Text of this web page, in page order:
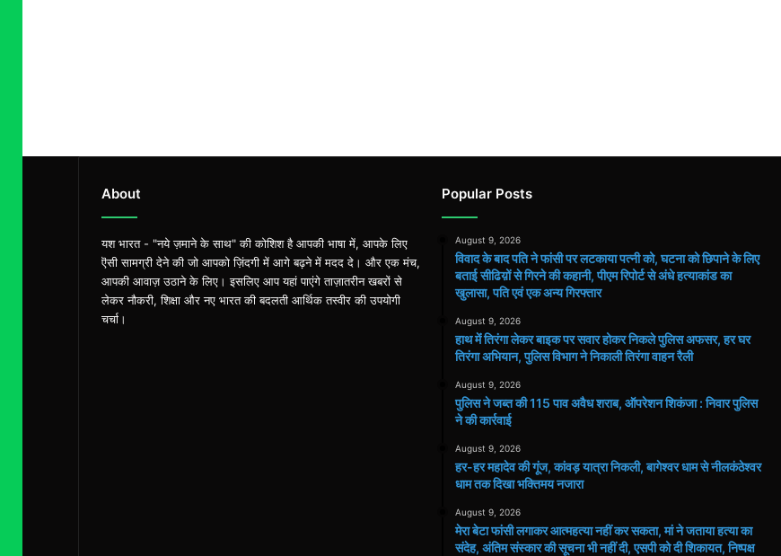
About
यश भारत - "नये ज़माने के साथ" की कोशिश है आपकी भाषा में, आपके लिए
ऎसी सामग्री देने की जो आपको ज़िंदगी में आगे बढ़ने में मदद दे। और एक मंच,
आपकी आवाज़ उठाने के लिए। इसलिए आप यहां पाएंगे ताज़ातरीन खबरों से
लेकर नौकरी, शिक्षा और नए भारत की बदलती आर्थिक तस्वीर की उपयोगी
चर्चा।
Popular Posts
August 9, 2026
विवाद के बाद पति ने फांसी पर लटकाया पत्नी को, घटना को छिपाने के लिए
बताई सीढिय़ों से गिरने की कहानी, पीएम रिपोर्ट से अंधे हत्याकांड का
खुलासा, पति एवं एक अन्य गिरफ्तार
August 9, 2026
हाथ मेंं तिरंगा लेकर बाइक पर सवार होकर निकले पुलिस अफसर, हर घर
तिरंगा अभियान, पुलिस विभाग ने निकाली तिरंगा वाहन रैली
August 9, 2026
पुलिस ने जब्त की 115 पाव अवैध शराब, ऑपरेशन शिकंजा : निवार पुलिस
ने की कार्रवाई
August 9, 2026
हर-हर महादेव की गूंज, कांवड़ यात्रा निकली, बागेश्वर धाम से नीलकंठेश्वर
धाम तक दिखा भक्तिमय नजारा
August 9, 2026
मेरा बेटा फांसी लगाकर आत्महत्या नहीं कर सकता, मां ने जताया हत्या का
संदेह, अंतिम संस्कार की सूचना भी नहीं दी, एसपी को दी शिकायत, निष्पक्ष